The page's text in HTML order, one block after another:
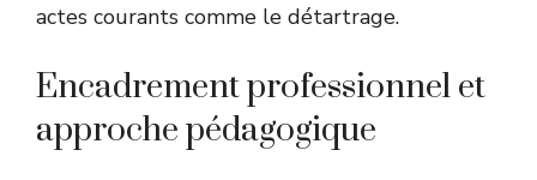
actes courants comme le détartrage.
Encadrement professionnel et
approche pédagogique